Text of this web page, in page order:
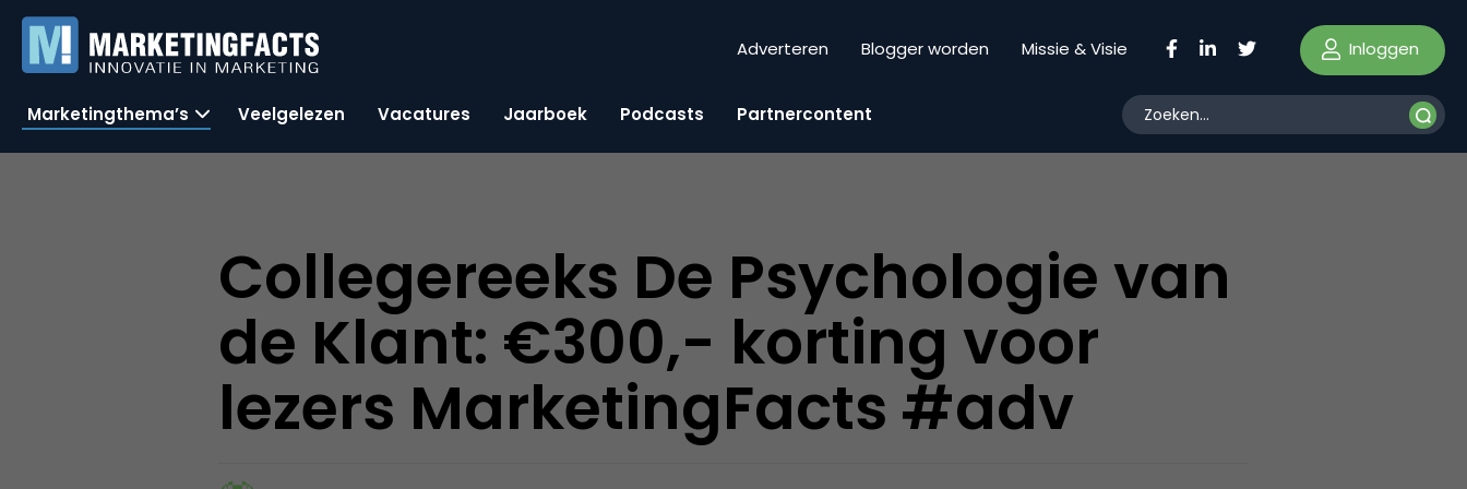
Adverteren Blogger worden Missie & Visie Inloggen
Marketingthema’s Veelgelezen Vacatures Jaarboek Podcasts Partnercontent
Collegereeks De Psychologie van
de Klant: €300,- korting voor
lezers MarketingFacts #adv